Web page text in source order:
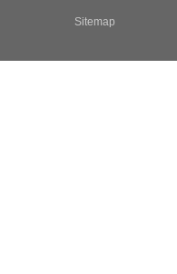
Sitemap